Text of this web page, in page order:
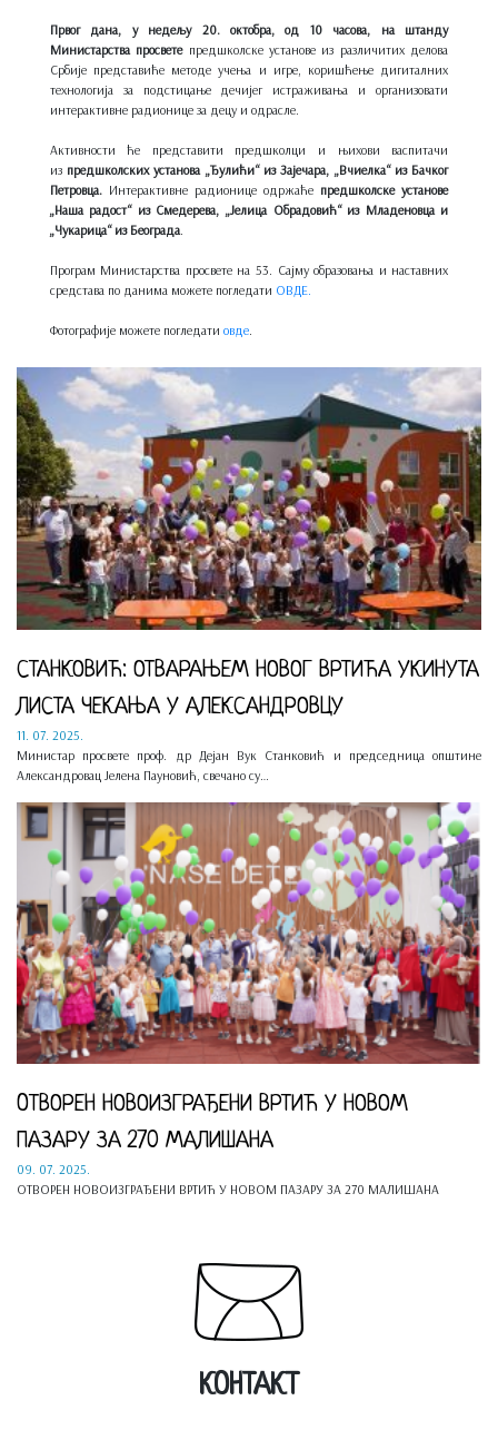
Првог дана, у недељу 20. октобра,
од 10 часова, на штанду
Министарства просветепредшколске установе из различитих делова
Србије представиће методе учења и игре, коришћење дигиталних
технологија за подстицање дечијег истраживања и организовати
интерактивне радионице за децу и одрасле.
Активности ће представити предшколци и њихови васпитачи
из предшколских установа „Ђулићи“ из Зајечара, „Вчиелка“ из Бачког
Петровца.Интерактивне радионице одржаће предшколске установе
„Наша радост“ из Смедерева, „Јелица Обрадовић“ из Младеновца и
„Чукарица“ из Београда.
Програм Министарства просвете на 53. Сајму образовања и наставних
средстава по данима можете погледати ОВДЕ.
Фотографије можете погледати овде.
СТАНКОВИЋ: ОТВАРАЊЕМ НОВОГ ВРТИЋА УКИНУТА
ЛИСТА ЧЕКАЊА У АЛЕКСАНДРОВЦУ
11. 07. 2025.
Министар просвете проф. др Дејан Вук Станковић и председница општине
Александровац Јелена Пауновић, свечано су…
OТВОРЕН НОВОИЗГРАЂЕНИ ВРТИЋ У НОВОМ
ПАЗАРУ ЗА 270 МАЛИШАНА
09. 07. 2025.
OТВОРЕН НОВОИЗГРАЂЕНИ ВРТИЋ У НОВОМ ПАЗАРУ ЗА 270 МАЛИШАНА
КОНТАКТ